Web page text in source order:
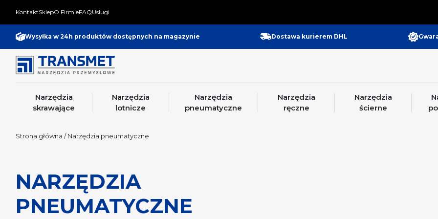
KontaktSklepO FirmieFAQUsługi
Wysyłka w 24h produktów dostępnych na magazynie Dostawa kurierem DHL
Narzędzia
skrawające
Narzędzia
lotnicze
Narzędzia
pneumatyczne
Narzędzia
ręczne
Narzędzia
ścierne
Strona główna / Narzędzia pneumatyczne
NARZĘDZIA
PNEUMATYCZNE